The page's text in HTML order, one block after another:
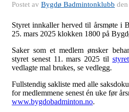
Postet av Bygdø Badmintonklubb den
Styret innkaller herved til årsmøte i
25. mars 2025 klokken 1800 på
Saker som et medlem ønsker
styret senest 11. mars 2025 til
vedlagte mal brukes, se vedlegg.
Fullstendig sakliste med alle
for medlemmene senest én uke før
www.bygdobadminton.no.